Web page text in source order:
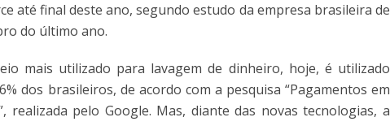
até final deste ano, segundo estudo da empresa brasileira de
do último ano.
mais utilizado para lavagem de dinheiro, hoje, é utilizado
dos brasileiros, de acordo com a pesquisa “Pagamentos em
realizada pelo Google. Mas, diante das novas tecnologias, a